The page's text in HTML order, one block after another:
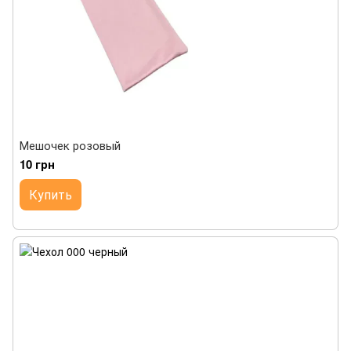
Мешочек розовый
10 грн
Купить